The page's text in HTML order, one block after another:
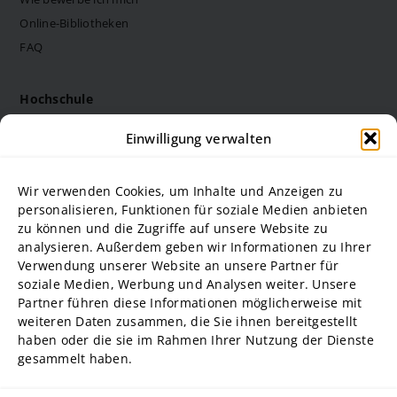
Einwilligung verwalten
Wir verwenden Cookies, um Inhalte und Anzeigen zu
personalisieren, Funktionen für soziale Medien anbieten
zu können und die Zugriffe auf unsere Website zu
analysieren. Außerdem geben wir Informationen zu Ihrer
Verwendung unserer Website an unsere Partner für
soziale Medien, Werbung und Analysen weiter. Unsere
Partner führen diese Informationen möglicherweise mit
weiteren Daten zusammen, die Sie ihnen bereitgestellt
haben oder die sie im Rahmen Ihrer Nutzung der Dienste
gesammelt haben.
Online-Bibliotheken
FAQ
Hochschule
Die Steinbeis Hochschule
Struktur und Organe
Stellenausschreibungen
Diversity Management
Hochschulpartner
ADG Business School an der Steinbeis-Hochschule GmbH
SBA | Management School der Steinbeis Hochschule